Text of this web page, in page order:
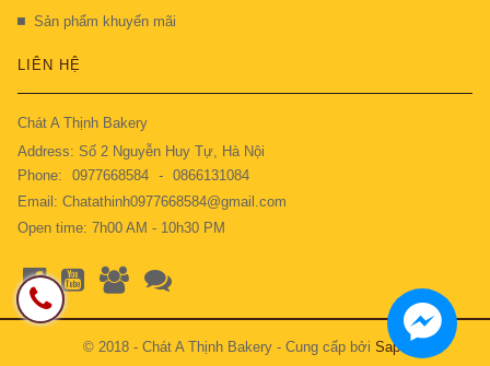
Sản phẩm khuyến mãi
LIÊN HỆ
Chát A Thịnh Bakery
Address: Số 2 Nguyễn Huy Tự, Hà Nội
Phone:
0977668584 -
0866131084
Email: Chatathinh0977668584@gmail.com
Open time: 7h00 AM - 10h30 PM
© 2018 - Chát A Thịnh Bakery - Cung cấp bởi Sapo